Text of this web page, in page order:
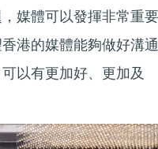
媒體可以發揮非常重要
港的媒體能夠做好溝通
以有更加好、更加及